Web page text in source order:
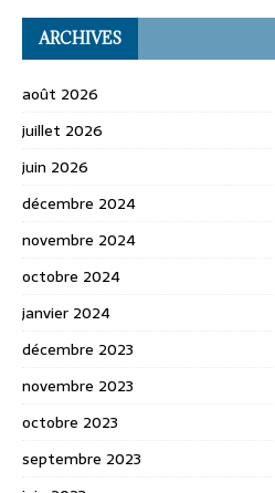
ARCHIVES
août 2026
juillet 2026
juin 2026
décembre 2024
novembre 2024
octobre 2024
janvier 2024
décembre 2023
novembre 2023
octobre 2023
septembre 2023